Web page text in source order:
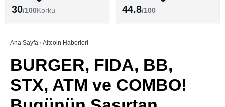
Youtube
TikTok
ALTCOİN HABERLERİ
SÖZLÜK
30/100Korku 44.8/100
Ana Sayfa ›Altcoin Haberleri
BURGER, FIDA, BB,
STX, ATM ve COMBO!